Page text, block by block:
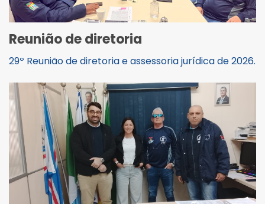
Reunião de diretoria
29º Reunião de diretoria e assessoria jurídica de 2026.